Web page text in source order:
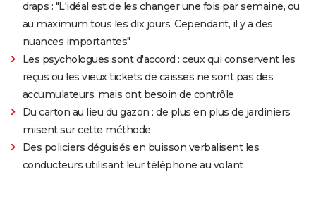
draps : "L'idéal est de les changer une fois par semaine, ou
au maximum tous les dix jours. Cependant, il y a des
nuances importantes"
Les psychologues sont d'accord : ceux qui conservent les
reçus ou les vieux tickets de caisses ne sont pas des
accumulateurs, mais ont besoin de contrôle
Du carton au lieu du gazon : de plus en plus de jardiniers
misent sur cette méthode
Des policiers déguisés en buisson verbalisent les
conducteurs utilisant leur téléphone au volant